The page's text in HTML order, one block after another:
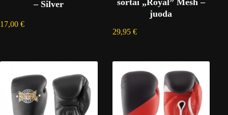
– Silver
17,00 €
juoda
29,95 €